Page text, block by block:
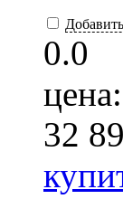
0.0
цена:
32